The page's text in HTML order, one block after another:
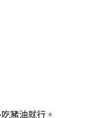
豬油就行。